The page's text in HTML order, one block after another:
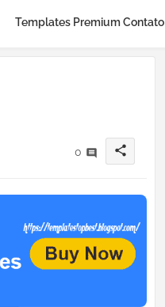
Templates Premium Contato
0 share